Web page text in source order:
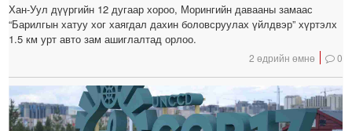
Хан-Уул дүүргийн 12 дугаар хороо, Морингийн давааны замаас
“Барилгын хатуу хог хаягдал дахин боловсруулах үйлдвэр” хүртэлх
1.5 км урт авто зам ашиглалтад орлоо.
2 өдрийн өмнө 0